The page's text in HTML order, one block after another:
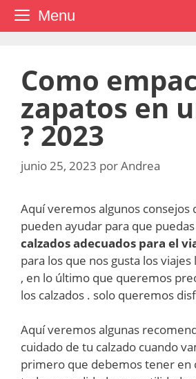
Saltar Menu
Como
zapatos en
? 2023
junio 25, 2023 porAndrea
Aquí veremos algunos consejos
pueden ayudar para que
calzados adecuados para el
para los que nos gusta los
, en lo último que queremos
los calzados . solo queremos
Aquí veremos algunas
cuidado de tu calzado cuando
primero que debemos tener en